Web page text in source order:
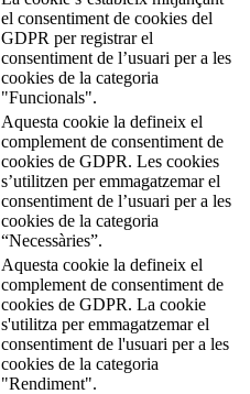
el consentiment de cookies del
GDPR per registrar el
consentiment de l’usuari per a les
cookies de la categoria
"Funcionals".
Aquesta cookie la defineix el
complement de consentiment de
cookies de GDPR. Les cookies
s’utilitzen per emmagatzemar el
consentiment de l’usuari per a les
cookies de la categoria
“Necessàries”.
Aquesta cookie la defineix el
complement de consentiment de
cookies de GDPR. La cookie
s'utilitza per emmagatzemar el
consentiment de l'usuari per a les
cookies de la categoria
"Rendiment".